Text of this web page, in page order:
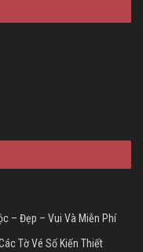
– Đẹp – Vui Và Miễn Phí
Tờ Vé Số Kiến Thiết